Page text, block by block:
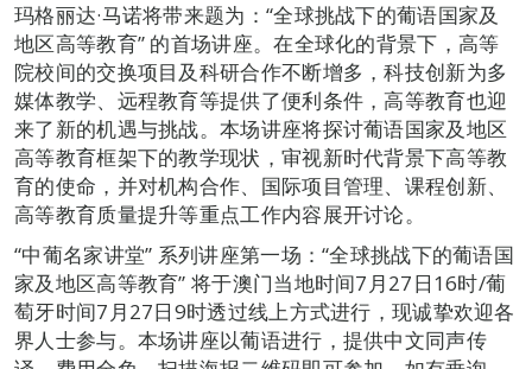
玛格丽达·马诺将带来题为：“全球挑战下的葡语国家及
地区高等教育” 的首场讲座。在全球化的背景下，高等
院校间的交换项目及科研合作不断增多，科技创新为多
媒体教学、远程教育等提供了便利条件，高等教育也迎
来了新的机遇与挑战。本场讲座将探讨葡语国家及地区
高等教育框架下的教学现状，审视新时代背景下高等教
育的使命，并对机构合作、国际项目管理、课程创新、
高等教育质量提升等重点工作内容展开讨论。
“中葡名家讲堂” 系列讲座第一场：“全球挑战下的葡语国
家及地区高等教育” 将于澳门当地时间7月27日16时/葡
萄牙时间7月27日9时透过线上方式进行，现诚挚欢迎各
界人士参与。本场讲座以葡语进行，提供中文同声传